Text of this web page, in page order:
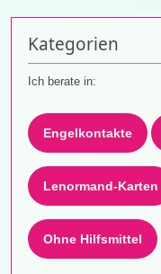
Kategorien
Ich berate in:
Engelkontakte
Lenormand-Karten
Ohne Hilfsmittel